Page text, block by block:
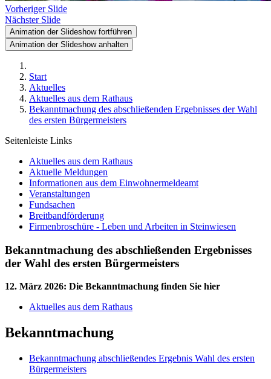
Vorheriger Slide
Nächster Slide
Animation der Slideshow fortführen
Animation der Slideshow anhalten
Start
Aktuelles
Aktuelles aus dem Rathaus
Bekanntmachung des abschließenden Ergebnisses der Wahl
des ersten Bürgermeisters
Seitenleiste Links
Aktuelles aus dem Rathaus
Aktuelle Meldungen
Informationen aus dem Einwohnermeldeamt
Veranstaltungen
Fundsachen
Breitbandförderung
Firmenbroschüre - Leben und Arbeiten in Steinwiesen
Bekanntmachung des abschließenden Ergebnisses
der Wahl des ersten Bürgermeisters
12. März 2026: Die Bekanntmachung finden Sie hier
Aktuelles aus dem Rathaus
Bekanntmachung
Bekanntmachung abschließendes Ergebnis Wahl des ersten
Bürgermeisters